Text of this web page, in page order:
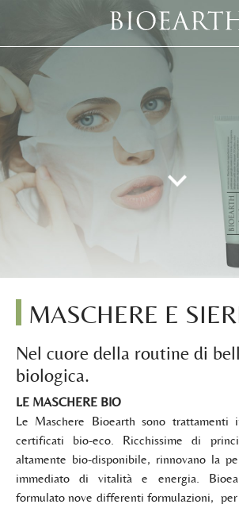
MASCHERE E
Nel cuore della routine di
biologica.
LE MASCHERE BIO
Le Maschere Bioearth sono trattamenti
certificati bio-eco. Ricchissime di
altamente bio-disponibile, rinnovano la
immediato di vitalità e energia.
formulato nove differenti formulazioni, per